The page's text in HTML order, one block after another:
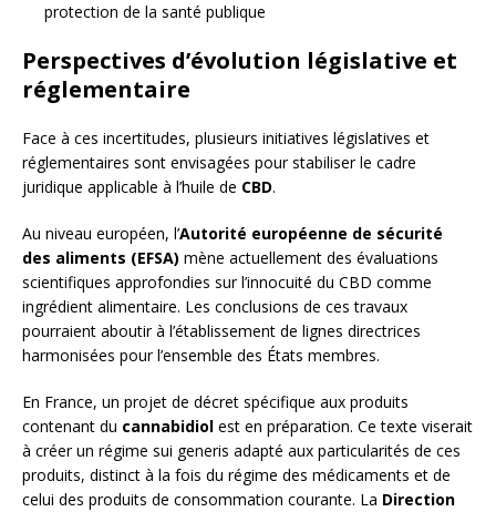
protection de la santé publique
Perspectives d’évolution législative et
réglementaire
Face à ces incertitudes, plusieurs initiatives législatives et
réglementaires sont envisagées pour stabiliser le cadre
juridique applicable à l’huile de CBD.
Au niveau européen, l’Autorité européenne de sécurité
des aliments (EFSA) mène actuellement des évaluations
scientifiques approfondies sur l’innocuité du CBD comme
ingrédient alimentaire. Les conclusions de ces travaux
pourraient aboutir à l’établissement de lignes directrices
harmonisées pour l’ensemble des États membres.
En France, un projet de décret spécifique aux produits
contenant du cannabidiol est en préparation. Ce texte viserait
à créer un régime sui generis adapté aux particularités de ces
produits, distinct à la fois du régime des médicaments et de
celui des produits de consommation courante. La Direction